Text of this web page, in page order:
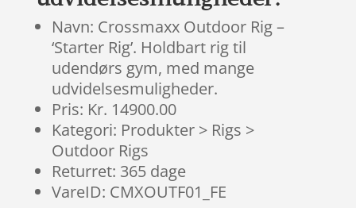
Navn: Crossmaxx Outdoor Rig –
‘Starter Rig’. Holdbart rig til
udendørs gym, med mange
udvidelsesmuligheder.
Pris: Kr. 14900.00
Kategori: Produkter > Rigs >
Outdoor Rigs
Returret: 365 dage
VareID: CMXOUTF01_FE